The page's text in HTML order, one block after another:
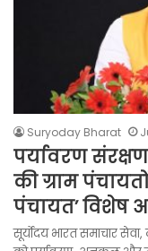
Suryoday Bharat
पर्यावरण
की ग्राम
पंचायत’ विशेष
सूर्योदय भारत समाचार